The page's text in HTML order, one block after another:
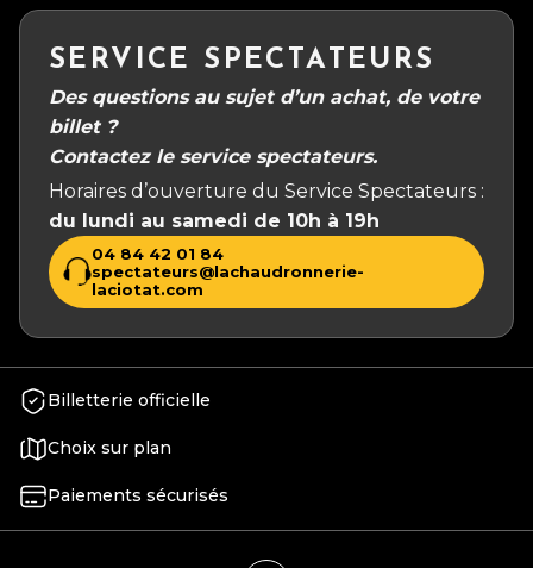
SERVICE SPECTATEURS
Des questions au sujet d’un achat, de votre
billet ?
Contactez le service spectateurs.
Horaires d’ouverture du Service Spectateurs :
du lundi au samedi de 10h à 19h
04 84 42 01 84
spectateurs@lachaudronnerie-
laciotat.com
Billetterie officielle
Choix sur plan
Paiements sécurisés